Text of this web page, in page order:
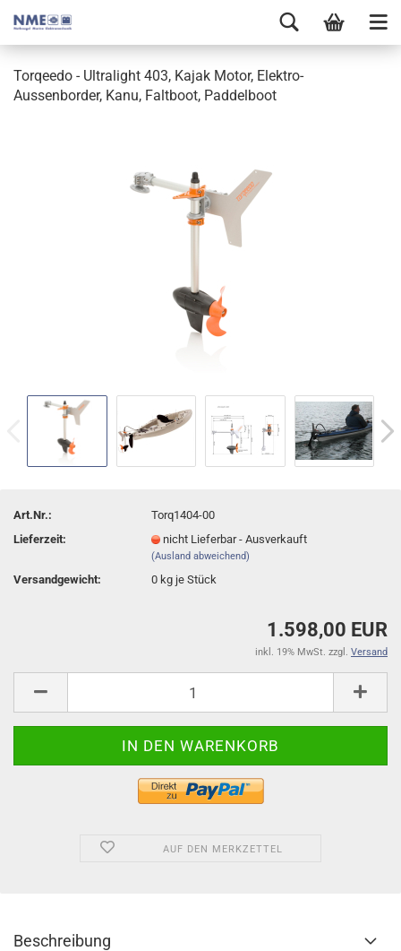
Torqeedo - Ultralight 403, Kajak Motor, Elektro-
Aussenborder, Kanu, Faltboot, Paddelboot
Art.Nr.:
Torq1404-00
Lieferzeit:
nicht Lieferbar - Ausverkauft
(Ausland abweichend)
Versandgewicht: 0 kg je Stück
1.598,00 EUR
inkl. 19% MwSt. zzgl. Versand
AUF DEN MERKZETTEL
Beschreibung